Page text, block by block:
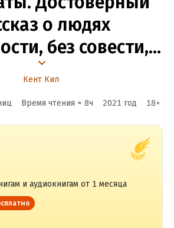
о людях
без совести,
раскаяния
Кент Кил
Время чтения ≈ 8ч 2021 год 18+
и аудиокнигам от 1 месяца